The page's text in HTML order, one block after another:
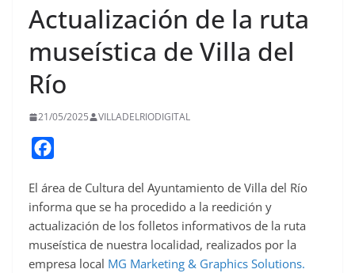
Actualización de la ruta
museística de Villa del
Río
21/05/2025 VILLADELRIODIGITAL
c
e
b
o
El área de Cultura del Ayuntamiento de Villa del Río
informa que se ha procedido a la reedición y
actualización de los folletos informativos de la ruta
museística de nuestra localidad, realizados por la
empresa local MG Marketing & Graphics Solutions.